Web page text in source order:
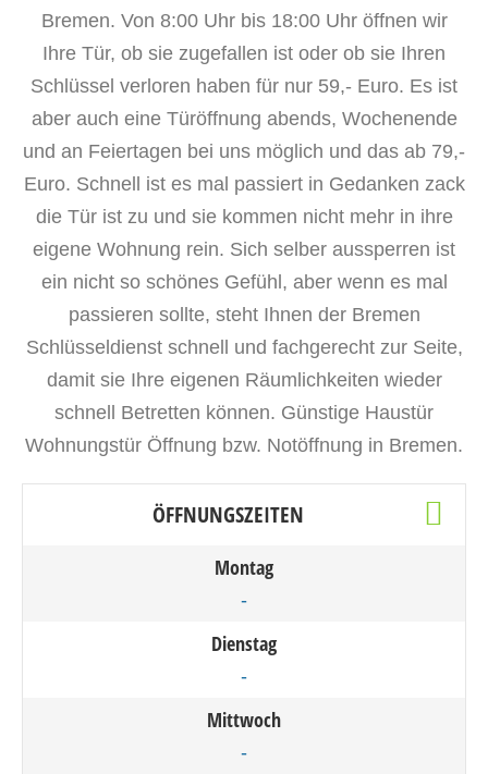
Bremen. Von 8:00 Uhr bis 18:00 Uhr öffnen wir
Ihre Tür, ob sie zugefallen ist oder ob sie Ihren
Schlüssel verloren haben für nur 59,- Euro. Es ist
aber auch eine Türöffnung abends, Wochenende
und an Feiertagen bei uns möglich und das ab 79,-
Euro. Schnell ist es mal passiert in Gedanken zack
die Tür ist zu und sie kommen nicht mehr in ihre
eigene Wohnung rein. Sich selber aussperren ist
ein nicht so schönes Gefühl, aber wenn es mal
passieren sollte, steht Ihnen der Bremen
Schlüsseldienst schnell und fachgerecht zur Seite,
damit sie Ihre eigenen Räumlichkeiten wieder
schnell Betretten können. Günstige Haustür
Wohnungstür Öffnung bzw. Notöffnung in Bremen.
ÖFFNUNGSZEITEN
Montag
-
Dienstag
-
Mittwoch
-